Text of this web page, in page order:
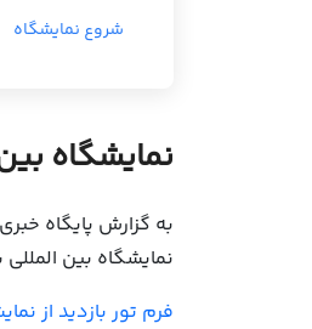
شروع نمایشگاه
نمایشگاه
نمایشگاه بین
فرم تور بازدید از